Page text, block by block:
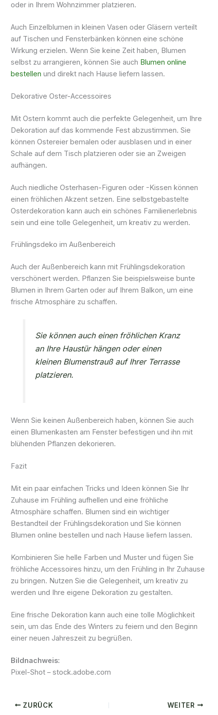
oder in Ihrem Wohnzimmer platzieren.
Auch Einzelblumen in kleinen Vasen oder Gläsern verteilt
auf Tischen und Fensterbänken können eine schöne
Wirkung erzielen. Wenn Sie keine Zeit haben, Blumen
selbst zu arrangieren, können Sie auch Blumen online
bestellen und direkt nach Hause liefern lassen.
Dekorative Oster-Accessoires
Mit Ostern kommt auch die perfekte Gelegenheit, um Ihre
Dekoration auf das kommende Fest abzustimmen. Sie
können Ostereier bemalen oder ausblasen und in einer
Schale auf dem Tisch platzieren oder sie an Zweigen
aufhängen.
Auch niedliche Osterhasen-Figuren oder -Kissen können
einen fröhlichen Akzent setzen. Eine selbstgebastelte
Osterdekoration kann auch ein schönes Familienerlebnis
sein und eine tolle Gelegenheit, um kreativ zu werden.
Frühlingsdeko im Außenbereich
Auch der Außenbereich kann mit Frühlingsdekoration
verschönert werden. Pflanzen Sie beispielsweise bunte
Blumen in Ihrem Garten oder auf Ihrem Balkon, um eine
frische Atmosphäre zu schaffen.
Sie können auch einen fröhlichen Kranz
an Ihre Haustür hängen oder einen
kleinen Blumenstrauß auf Ihrer Terrasse
platzieren.
Wenn Sie keinen Außenbereich haben, können Sie auch
einen Blumenkasten am Fenster befestigen und ihn mit
blühenden Pflanzen dekorieren.
Fazit
Mit ein paar einfachen Tricks und Ideen können Sie Ihr
Zuhause im Frühling aufhellen und eine fröhliche
Atmosphäre schaffen. Blumen sind ein wichtiger
Bestandteil der Frühlingsdekoration und Sie können
Blumen online bestellen und nach Hause liefern lassen.
Kombinieren Sie helle Farben und Muster und fügen Sie
fröhliche Accessoires hinzu, um den Frühling in Ihr Zuhause
zu bringen. Nutzen Sie die Gelegenheit, um kreativ zu
werden und Ihre eigene Dekoration zu gestalten.
Eine frische Dekoration kann auch eine tolle Möglichkeit
sein, um das Ende des Winters zu feiern und den Beginn
einer neuen Jahreszeit zu begrüßen.
Bildnachweis:
Pixel-Shot – stock.adobe.com
ZURÜCK WEITER